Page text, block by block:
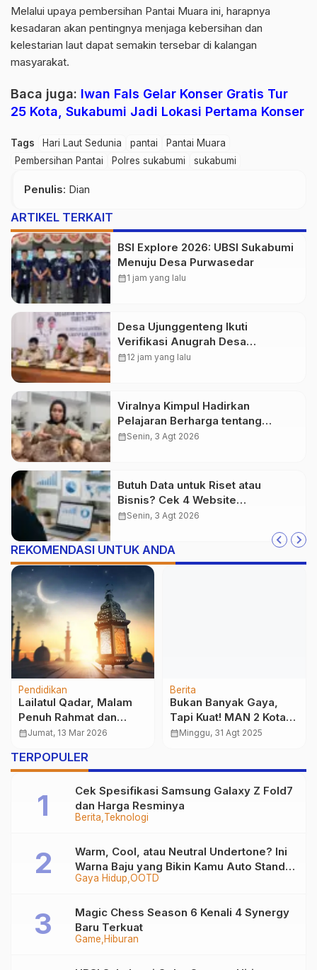
Melalui upaya pembersihan Pantai Muara ini, harapnya
kesadaran akan pentingnya menjaga kebersihan dan
kelestarian laut dapat semakin tersebar di kalangan
masyarakat.
Baca juga: Iwan Fals Gelar Konser Gratis Tur
25 Kota, Sukabumi Jadi Lokasi Pertama Konser
Tags Hari Laut Sedunia pantai
Pantai Muara
Pembersihan Pantai
Polres sukabumi sukabumi
Penulis: Dian
ARTIKEL TERKAIT
BSI Explore 2026: UBSI Sukabumi
Menuju Desa Purwasedar
calendar_month1 jam yang lalu
Desa Ujunggenteng Ikuti
Verifikasi Anugrah Desa
Mubarokah 2026
calendar_month12 jam yang lalu
Viralnya Kimpul Hadirkan
Pelajaran Berharga tentang
Pangan Lokal Indonesia
calendar_monthSenin, 3 Agt 2026
Butuh Data untuk Riset atau
Bisnis? Cek 4 Website
Terpercaya Ini
calendar_monthSenin, 3 Agt 2026
REKOMENDASI UNTUK ANDA
Pendidikan
Lailatul Qadar, Malam
Penuh Rahmat dan
Ampunan
calendar_monthJumat, 13 Mar 2026
Berita
Bukan Banyak Gaya,
Tapi Kuat! MAN 2 Kota
Sukabumi C Sabet
calendar_monthMinggu, 31 Agt 2025
TERPOPULER
Berita Teknologi
Cek Spesifikasi Samsung Galaxy Z Fold7
dan Harga Resminya
Gaya Hidup OOTD
Warm, Cool, atau Neutral Undertone? Ini
Warna Baju yang Bikin Kamu Auto Stand
Out
Game Hiburan
Magic Chess Season 6 Kenali 4 Synergy
Baru Terkuat